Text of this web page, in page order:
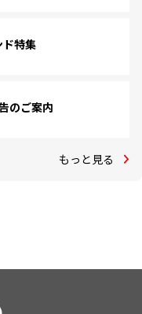
ド特集
のご案内
もっと見る